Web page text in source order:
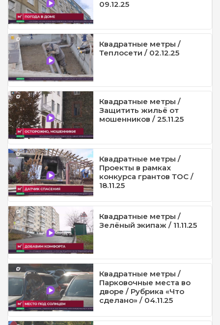
09.12.25
Квадратные метры /
Теплосети / 02.12.25
Квадратные метры /
Защитить жильё от
мошенников / 25.11.25
Квадратные метры /
Проекты в рамках
конкурса грантов ТОС /
18.11.25
Квадратные метры /
Зелёный экипаж / 11.11.25
Квадратные метры /
Парковочные места во
дворе / Рубрика «Что
сделано» / 04.11.25